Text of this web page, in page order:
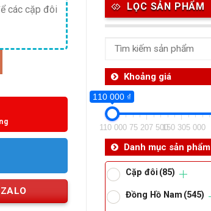
LỌC SẢN PHẨM
Khoảng giá
110 000 ₫
110 000 75 207 500150 305 000
Danh mục sản phẩm
Cặp đôi (85)
Đồng Hồ Nam (545)
các cặp đôi
ZALO